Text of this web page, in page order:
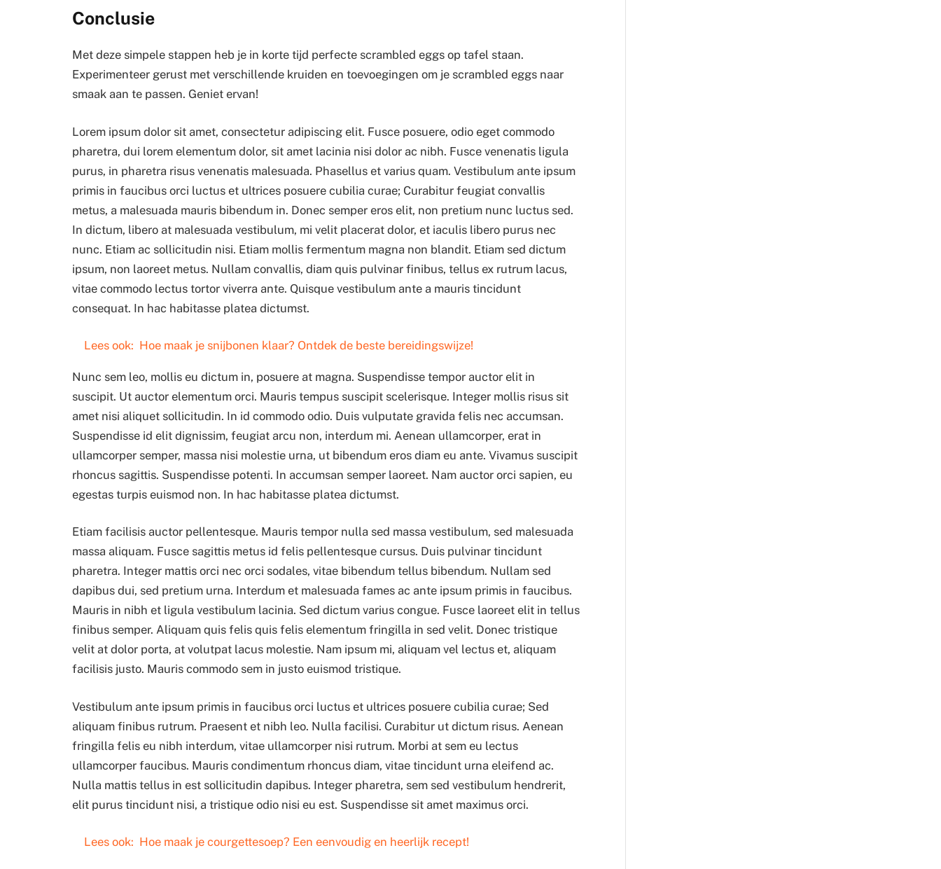
Conclusie
Met deze simpele stappen heb je in korte tijd perfecte scrambled eggs op tafel staan.
Experimenteer gerust met verschillende kruiden en toevoegingen om je scrambled eggs naar
smaak aan te passen. Geniet ervan!
Lorem ipsum dolor sit amet, consectetur adipiscing elit. Fusce posuere, odio eget commodo
pharetra, dui lorem elementum dolor, sit amet lacinia nisi dolor ac nibh. Fusce venenatis ligula
purus, in pharetra risus venenatis malesuada. Phasellus et varius quam. Vestibulum ante ipsum
primis in faucibus orci luctus et ultrices posuere cubilia curae; Curabitur feugiat convallis
metus, a malesuada mauris bibendum in. Donec semper eros elit, non pretium nunc luctus sed.
In dictum, libero at malesuada vestibulum, mi velit placerat dolor, et iaculis libero purus nec
nunc. Etiam ac sollicitudin nisi. Etiam mollis fermentum magna non blandit. Etiam sed dictum
ipsum, non laoreet metus. Nullam convallis, diam quis pulvinar finibus, tellus ex rutrum lacus,
vitae commodo lectus tortor viverra ante. Quisque vestibulum ante a mauris tincidunt
consequat. In hac habitasse platea dictumst.
Lees ook: Hoe maak je snijbonen klaar? Ontdek de beste bereidingswijze!
Nunc sem leo, mollis eu dictum in, posuere at magna. Suspendisse tempor auctor elit in
suscipit. Ut auctor elementum orci. Mauris tempus suscipit scelerisque. Integer mollis risus sit
amet nisi aliquet sollicitudin. In id commodo odio. Duis vulputate gravida felis nec accumsan.
Suspendisse id elit dignissim, feugiat arcu non, interdum mi. Aenean ullamcorper, erat in
ullamcorper semper, massa nisi molestie urna, ut bibendum eros diam eu ante. Vivamus suscipit
rhoncus sagittis. Suspendisse potenti. In accumsan semper laoreet. Nam auctor orci sapien, eu
egestas turpis euismod non. In hac habitasse platea dictumst.
Etiam facilisis auctor pellentesque. Mauris tempor nulla sed massa vestibulum, sed malesuada
massa aliquam. Fusce sagittis metus id felis pellentesque cursus. Duis pulvinar tincidunt
pharetra. Integer mattis orci nec orci sodales, vitae bibendum tellus bibendum. Nullam sed
dapibus dui, sed pretium urna. Interdum et malesuada fames ac ante ipsum primis in faucibus.
Mauris in nibh et ligula vestibulum lacinia. Sed dictum varius congue. Fusce laoreet elit in tellus
finibus semper. Aliquam quis felis quis felis elementum fringilla in sed velit. Donec tristique
velit at dolor porta, at volutpat lacus molestie. Nam ipsum mi, aliquam vel lectus et, aliquam
facilisis justo. Mauris commodo sem in justo euismod tristique.
Vestibulum ante ipsum primis in faucibus orci luctus et ultrices posuere cubilia curae; Sed
aliquam finibus rutrum. Praesent et nibh leo. Nulla facilisi. Curabitur ut dictum risus. Aenean
fringilla felis eu nibh interdum, vitae ullamcorper nisi rutrum. Morbi at sem eu lectus
ullamcorper faucibus. Mauris condimentum rhoncus diam, vitae tincidunt urna eleifend ac.
Nulla mattis tellus in est sollicitudin dapibus. Integer pharetra, sem sed vestibulum hendrerit,
elit purus tincidunt nisi, a tristique odio nisi eu est. Suspendisse sit amet maximus orci.
Lees ook: Hoe maak je courgettesoep? Een eenvoudig en heerlijk recept!